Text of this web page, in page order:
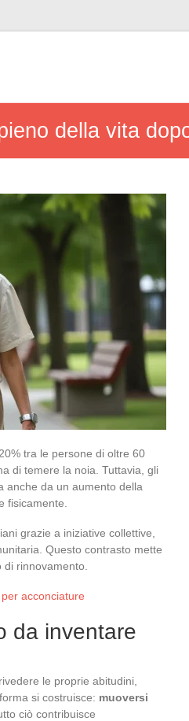
della vita
tra le persone di oltre 60
di temere la noia. Tuttavia, gli
anche da un aumento della
fisicamente.
grazie a iniziative collettive,
Questo contrasto mette
rinnovamento.
acconciature
da inventare
le proprie abitudini,
si costruisce: muoversi
ciò contribuisce